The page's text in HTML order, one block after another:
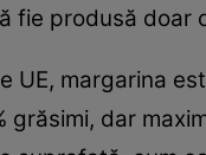
fie produsă doar
UE, margarina
dar